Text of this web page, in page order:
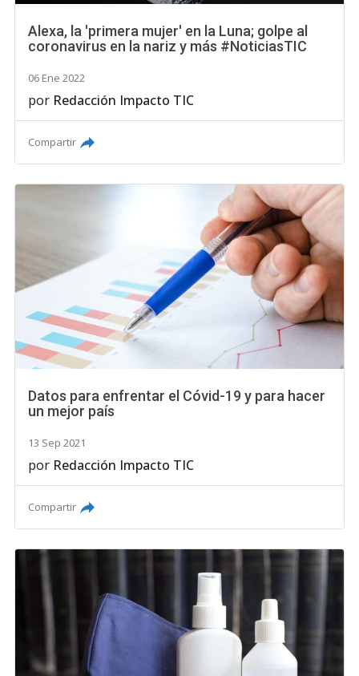
Alexa, la 'primera mujer' en la Luna; golpe al
coronavirus en la nariz y más #NoticiasTIC
06 Ene 2022
por Redacción Impacto TIC
Compartir
Datos para enfrentar el Cóvid-19 y para hacer
un mejor país
13 Sep 2021
por Redacción Impacto TIC
Compartir